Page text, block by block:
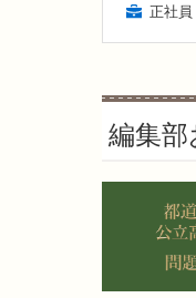
正社員
編集